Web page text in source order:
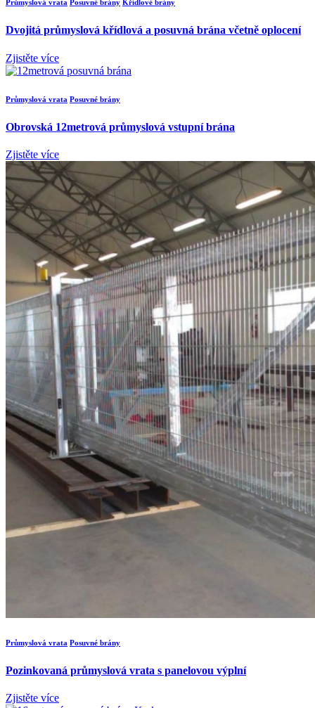
Průmyslová vrata Posuvné brány Křídlové brány
Dvojitá průmyslová křídlová a posuvná brána včetně oplocení
Zjistěte více
Průmyslová vrata Posuvné brány
Obrovská 12metrová průmyslová vstupní brána
Zjistěte více
Průmyslová vrata Posuvné brány
Pozinkovaná průmyslová vrata s panelovou výplní
Zjistěte více